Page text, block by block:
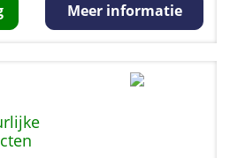
Meer informatie